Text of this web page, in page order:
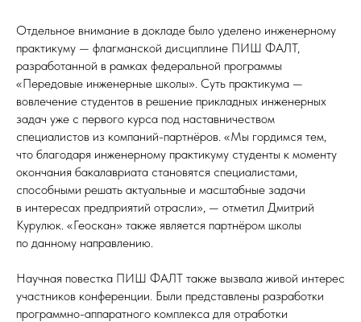
Отдельное внимание в докладе было уделено инженерному
практикуму — флагманской дисциплине ПИШ ФАЛТ,
разработанной в рамках федеральной программы
«Передовые инженерные школы». Суть практикума —
вовлечение студентов в решение прикладных инженерных
задач уже с первого курса под наставничеством
специалистов из компаний-партнёров. «Мы гордимся тем,
что благодаря инженерному практикуму студенты к моменту
окончания бакалавриата становятся специалистами,
способными решать актуальные и масштабные задачи
в интересах предприятий отрасли», — отметил Дмитрий
Курулюк. «Геоскан» также является партнёром школы
по данному направлению.
Научная повестка ПИШ ФАЛТ также вызвала живой интерес
участников конференции. Были представлены разработки
программно-аппаратного комплекса для отработки